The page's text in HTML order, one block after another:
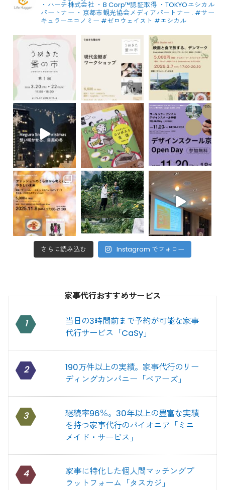
・ハーチ株式会社 ・B Corp™認証取得 ・TOKYOエシカル
パートナー ・京都市観光協会メディアパートナー . #サー
キュラーエコノミー #ゼロウェイスト #エシカル
さらに読み込む Instagram でフォロー
家事代行おすすめサービス
1
当日の3時間前まで予約が可能な家事
代行サービス「CaSy」
2
190万件以上の実績。家事代行のリー
ディングカンパニー「ベアーズ」
3
継続率96％。30年以上の豊富な実績
を持つ家事代行のパイオニア「ミニ
メイド・サービス」
4
家事に特化した個人間マッチングプ
ラットフォーム「タスカジ」